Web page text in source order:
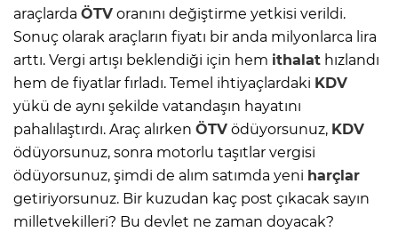
araçlarda ÖTV oranını değiştirme yetkisi verildi.
Sonuç olarak araçların fiyatı bir anda milyonlarca lira
arttı. Vergi artışı beklendiği için hem ithalat hızlandı
hem de fiyatlar fırladı. Temel ihtiyaçlardaki KDV
yükü de aynı şekilde vatandaşın hayatını
pahalılaştırdı. Araç alırken ÖTV ödüyorsunuz, KDV
ödüyorsunuz, sonra motorlu taşıtlar vergisi
ödüyorsunuz, şimdi de alım satımda yeni harçlar
getiriyorsunuz. Bir kuzudan kaç post çıkacak sayın
milletvekilleri? Bu devlet ne zaman doyacak?